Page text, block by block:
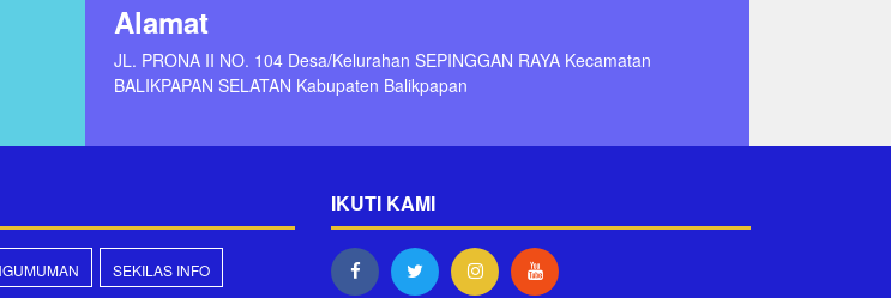
Alamat
JL. PRONA II NO. 104 Desa/Kelurahan SEPINGGAN RAYA Kecamatan
BALIKPAPAN SELATAN Kabupaten Balikpapan
SEKILAS INFO
IKUTI KAMI